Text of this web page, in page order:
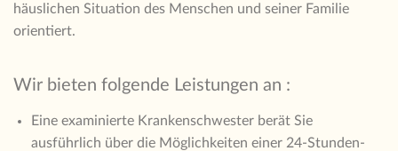
häuslichen Situation des Menschen und seiner Familie
orientiert.
Wir bieten folgende Leistungen an :
Eine examinierte Krankenschwester berät Sie
ausführlich über die Möglichkeiten einer 24-Stunden-